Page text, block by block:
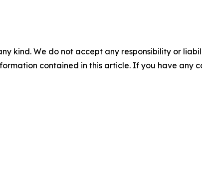
kind. We do not accept any responsibility or
contained in this article. If you have any